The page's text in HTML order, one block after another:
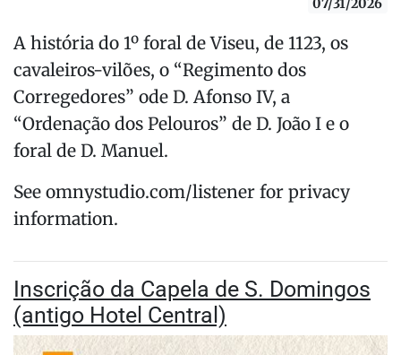
07/31/2026
A história do 1º foral de Viseu, de 1123, os
cavaleiros-vilões, o “Regimento dos
Corregedores” ode D. Afonso IV, a
“Ordenação dos Pelouros” de D. João I e o
foral de D. Manuel.
See omnystudio.com/listener for privacy
information.
Inscrição da Capela de S. Domingos
(antigo Hotel Central)